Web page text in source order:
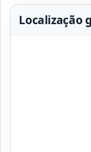
Localização